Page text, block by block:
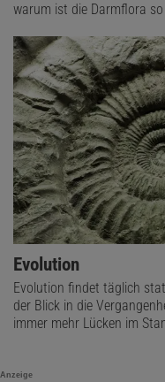
warum ist die Darmflora
Evolution
Evolution findet täglich
der Blick in die
immer mehr Lücken im
Anzeige